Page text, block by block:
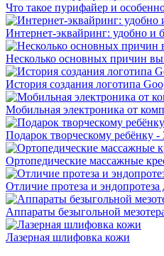
Что такое пурифайер и
Интернет-эквайринг: удобно и
Несколько основных причин
История создания логотипа
Мобильная электроника от
Подарок творческому ребёнку -
Ортопедические массажные
Отличие протеза и эндопротеза
Аппараты безыгольной
Лазерная шлифовка кожи